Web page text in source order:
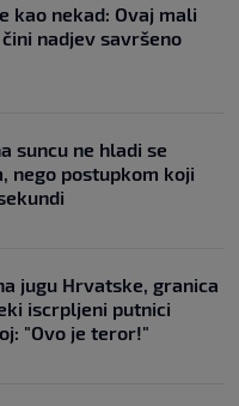
kao nekad: Ovaj mali
nadjev savršeno
suncu ne hladi se
nego postupkom koji
jugu Hrvatske, granica
iscrpljeni putnici
"Ovo je teror!"